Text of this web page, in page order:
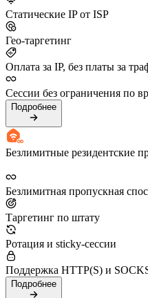
Статические IP от ISP
Гео-таргетинг
Оплата за IP, без платы за
Сессии без ограничения по
Подробнее
Безлимитные резидентские
Безлимитная пропускная
Таргетинг по штату
Ротация и sticky-сессии
Поддержка HTTP(S) и
Подробнее